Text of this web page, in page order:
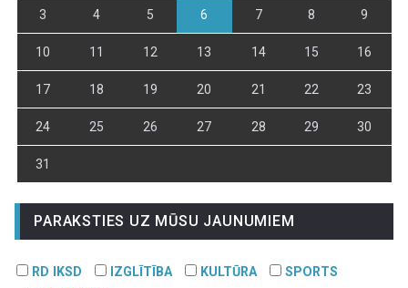
3 4 5 6 7 8 9
10 11 12 13 14 15 16
17 18 19 20 21 22 23
24 25 26 27 28 29 30
31
PARAKSTIES UZ MŪSU JAUNUMIEM
RD IKSD IZGLĪTĪBA KULTŪRA
SPORTS